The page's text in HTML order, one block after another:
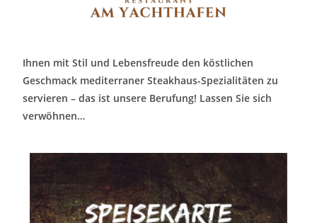
Ihnen mit Stil und Lebensfreude den köstlichen
Geschmack mediterraner Steakhaus-Spezialitäten zu
servieren – das ist unsere Berufung! Lassen Sie sich
verwöhnen…